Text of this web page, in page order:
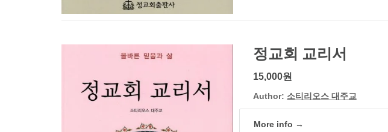
정교회 교리서
15,000원
Author: 소티리오스 대주교
More info →